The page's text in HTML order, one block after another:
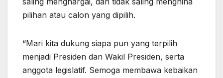
pilihan atau calon yang dipilih.
“Mari kita dukung siapa pun yang terpilih
menjadi Presiden dan Wakil Presiden, serta
anggota legislatif. Semoga membawa kebaikan